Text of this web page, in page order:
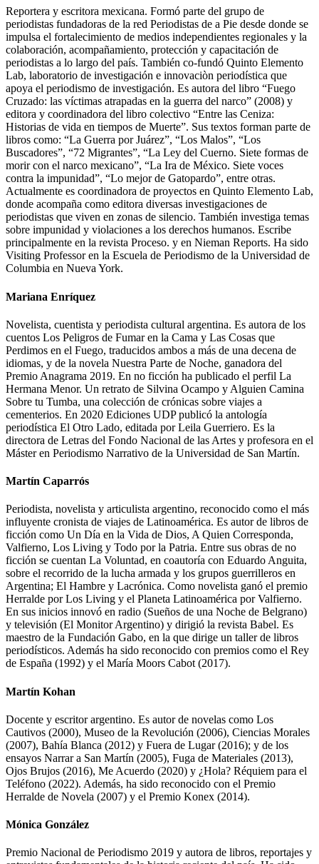
Reportera y escritora mexicana. Formó parte del grupo de
periodistas fundadoras de la red Periodistas de a Pie desde donde se
impulsa el fortalecimiento de medios independientes regionales y la
colaboración, acompañamiento, protección y capacitación de
periodistas a lo largo del país. También co-fundó Quinto Elemento
Lab, laboratorio de investigación e innovaciòn periodística que
apoya el periodismo de investigación. Es autora del libro “Fuego
Cruzado: las víctimas atrapadas en la guerra del narco” (2008) y
editora y coordinadora del libro colectivo “Entre las Ceniza:
Historias de vida en tiempos de Muerte”. Sus textos forman parte de
libros como: “La Guerra por Juárez”, “Los Malos”, “Los
Buscadores”, “72 Migrantes”, “La Ley del Cuerno. Siete formas de
morir con el narco mexicano”, “La Ira de México. Siete voces
contra la impunidad”, “Lo mejor de Gatopardo”, entre otras.
Actualmente es coordinadora de proyectos en Quinto Elemento Lab,
donde acompaña como editora diversas investigaciones de
periodistas que viven en zonas de silencio. También investiga temas
sobre impunidad y violaciones a los derechos humanos. Escribe
principalmente en la revista Proceso. y en Nieman Reports. Ha sido
Visiting Professor en la Escuela de Periodismo de la Universidad de
Columbia en Nueva York.
Mariana Enríquez
Novelista, cuentista y periodista cultural argentina. Es autora de los
cuentos Los Peligros de Fumar en la Cama y Las Cosas que
Perdimos en el Fuego, traducidos ambos a más de una decena de
idiomas, y de la novela Nuestra Parte de Noche, ganadora del
Premio Anagrama 2019. En no ficción ha publicado el perfil La
Hermana Menor. Un retrato de Silvina Ocampo y Alguien Camina
Sobre tu Tumba, una colección de crónicas sobre viajes a
cementerios. En 2020 Ediciones UDP publicó la antología
periodística El Otro Lado, editada por Leila Guerriero. Es la
directora de Letras del Fondo Nacional de las Artes y profesora en el
Máster en Periodismo Narrativo de la Universidad de San Martín.
Martín Caparrós
Periodista, novelista y articulista argentino, reconocido como el más
influyente cronista de viajes de Latinoamérica. Es autor de libros de
ficción como Un Día en la Vida de Dios, A Quien Corresponda,
Valfierno, Los Living y Todo por la Patria. Entre sus obras de no
ficción se cuentan La Voluntad, en coautoría con Eduardo Anguita,
sobre el recorrido de la lucha armada y los grupos guerrilleros en
Argentina; El Hambre y Lacrónica. Como novelista ganó el premio
Herralde por Los Living y el Planeta Latinoamérica por Valfierno.
En sus inicios innovó en radio (Sueños de una Noche de Belgrano)
y televisión (El Monitor Argentino) y dirigió la revista Babel. Es
maestro de la Fundación Gabo, en la que dirige un taller de libros
periodísticos. Además ha sido reconocido con premios como el Rey
de España (1992) y el María Moors Cabot (2017).
Martín Kohan
Docente y escritor argentino. Es autor de novelas como Los
Cautivos (2000), Museo de la Revolución (2006), Ciencias Morales
(2007), Bahía Blanca (2012) y Fuera de Lugar (2016); y de los
ensayos Narrar a San Martín (2005), Fuga de Materiales (2013),
Ojos Brujos (2016), Me Acuerdo (2020) y ¿Hola? Réquiem para el
Teléfono (2022). Además, ha sido reconocido con el Premio
Herralde de Novela (2007) y el Premio Konex (2014).
Mónica González
Premio Nacional de Periodismo 2019 y autora de libros, reportajes y